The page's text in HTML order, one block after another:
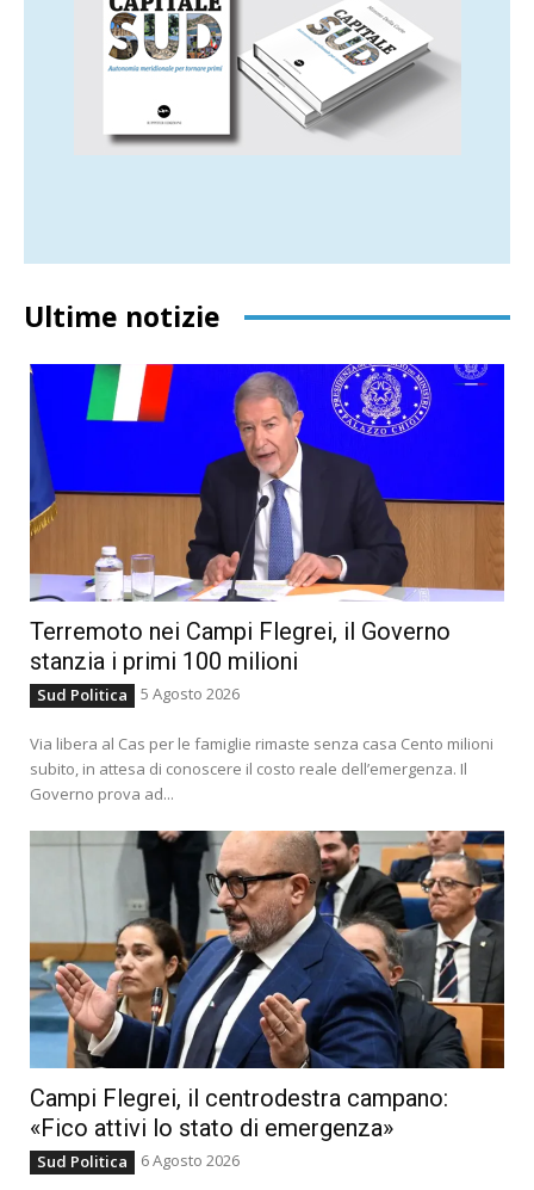
Ultime notizie
Terremoto nei Campi Flegrei, il Governo
stanzia i primi 100 milioni
Sud Politica 5 Agosto 2026
Via libera al Cas per le famiglie rimaste senza casa Cento milioni
subito, in attesa di conoscere il costo reale dell’emergenza. Il
Governo prova ad...
Campi Flegrei, il centrodestra campano:
«Fico attivi lo stato di emergenza»
Sud Politica 6 Agosto 2026